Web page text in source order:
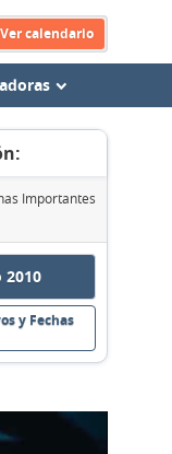
Ver calendario
Importantes
y Fechas